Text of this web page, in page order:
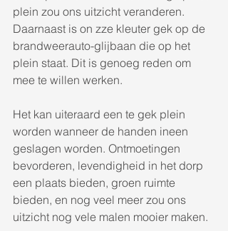
plein zou ons uitzicht veranderen.
Daarnaast is on zze kleuter gek op de
brandweerauto-glijbaan die op het
plein staat. Dit is genoeg reden om
mee te willen werken.
Het kan uiteraard een te gek plein
worden wanneer de handen ineen
geslagen worden. Ontmoetingen
bevorderen, levendigheid in het dorp
een plaats bieden, groen ruimte
bieden, en nog veel meer zou ons
uitzicht nog vele malen mooier maken.